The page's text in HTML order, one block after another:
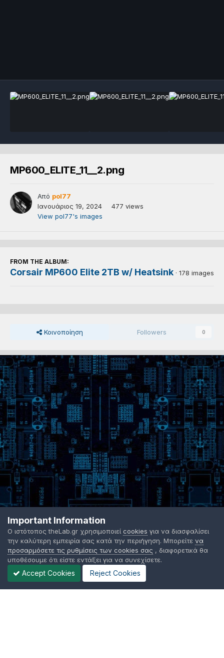
MP600_ELITE_11__2.png
Από pol77
Ιανουάριος 19, 2024
477 views
View pol77's images
FROM THE ALBUM:
Corsair MP600 Elite 2TB w/ Heatsink · 178 images
Κοινοποίηση Followers 0
Important Information
Ο ιστότοπος theLab.gr χρησιμοποιεί cookies για να διασφαλίσει
την καλύτερη εμπειρία σας κατά την περιήγηση. Μπορείτε να
προσαρμόσετε τις ρυθμίσεις των cookies σας , διαφορετικά θα
υποθέσουμε ότι είστε εντάξει για να συνεχίσετε.
Accept Cookies Reject Cookies